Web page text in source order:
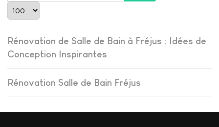
Rénovation de Salle de Bain à Fréjus : Idées de
Conception Inspirantes
Rénovation Salle de Bain Fréjus